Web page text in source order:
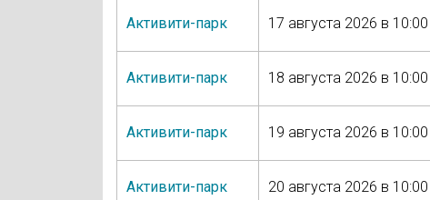
Активити-парк 17 августа 2026 в 10:00
Активити-парк 18 августа 2026 в 10:00
Активити-парк 19 августа 2026 в 10:00
Активити-парк 20 августа 2026 в 10:00